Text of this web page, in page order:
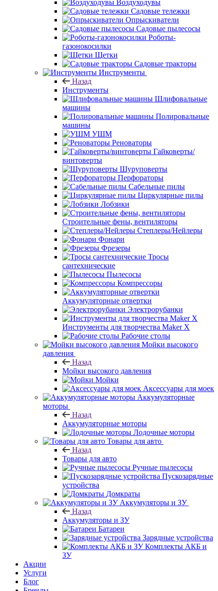
Воздуходувы
Садовые тележки
Опрыскиватели
Садовые пылесосы
Роботы-
газонокосилки
Щетки
Садовые тракторы
Инструменты
Назад
Инструменты
Шлифовальные
машины
Полировальные
машины
УШМ
Реноваторы
Гайковерты/
винтоверты
Шуруповерты
Перфораторы
Сабельные пилы
Циркулярные пилы
Лобзики
Строительные фены, вентиляторы
Степлеры/Нейлеры
Фонари
Фрезеры
Тросы
сантехнические
Пылесосы
Компрессоры
Аккумуляторные отвертки
Электрорубанки
Инструменты для творчества Maker X
Рабочие столы
Мойки высокого
давления
Назад
Мойки высокого давления
Мойки
Аксессуары для моек
Аккумуляторные
моторы
Назад
Аккумуляторные моторы
Лодочные моторы
Товары для авто
Назад
Товары для авто
Ручные пылесосы
Пускозарядные
устройства
Домкраты
Аккумуляторы и ЗУ
Назад
Аккумуляторы и ЗУ
Батареи
Зарядные устройства
Комплекты АКБ и
ЗУ
Акции
Услуги
Блог